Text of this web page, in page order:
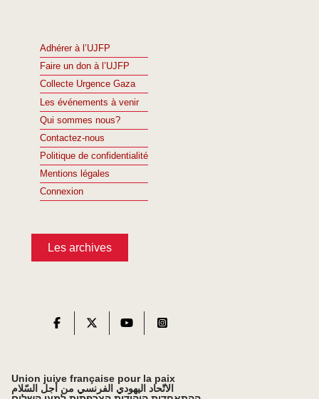
Adhérer à l’UJFP
Faire un don à l’UJFP
Collecte Urgence Gaza
Les événements à venir
Qui sommes nous?
Contactez-nous
Politique de confidentialité
Mentions légales
Connexion
Les archives
Union juive française pour la paix
الاتّحاد اليهودي الفرنسي من أجل السّلام